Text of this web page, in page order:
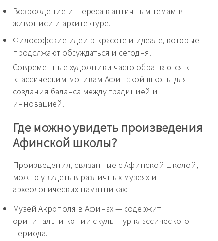
Возрождение интереса к античным темам в
живописи и архитектуре.
Философские идеи о красоте и идеале, которые
продолжают обсуждаться и сегодня.
Современные художники часто обращаются к
классическим мотивам Афинской школы для
создания баланса между традицией и
инновацией.
Где можно увидеть произведения
Афинской школы?
Произведения, связанные с Афинской школой,
можно увидеть в различных музеях и
археологических памятниках:
Музей Акрополя в Афинах — содержит
оригиналы и копии скульптур классического
периода.